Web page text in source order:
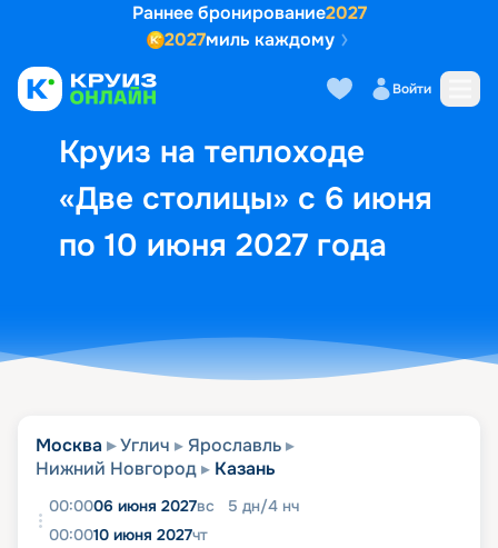
Раннее бронирование2027
2027миль каждому
Войти
Круиз на теплоходе
«Две столицы» с 6 июня
по 10 июня 2027 года
Выбор кают Маршрут и
Москва Углич
Ярославль
Нижний Новгород
Казань
00:0006 июня 2027вс 5 дн/4 нч
00:0010 июня 2027чт